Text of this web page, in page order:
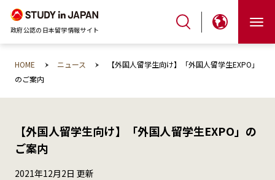
政府公認の日本留学情報サイト
HOME ニュース
【外国人留学生向け】「外国人留学生EXPO」
のご案内
【外国人留学生向け】「外国人留学生EXPO」の
ご案内
2021年12月2日 更新